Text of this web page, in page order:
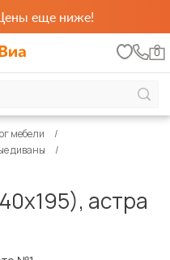
еще ниже!
0
мебели
диваны
астра